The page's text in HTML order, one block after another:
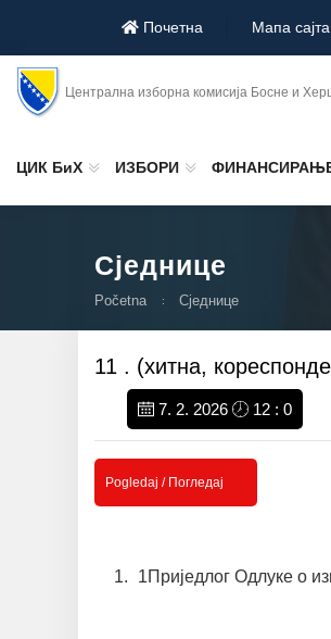
Почетна Мапа сајта
Централна изборна комисија Босне и
ЦИК БиХ ИЗБОРИ
Сједнице
Početna Сједнице
11 . (хитна,
7. 2. 2026 12 : 0
Pogledaj / Погледај
1Приједлог Одлуке о